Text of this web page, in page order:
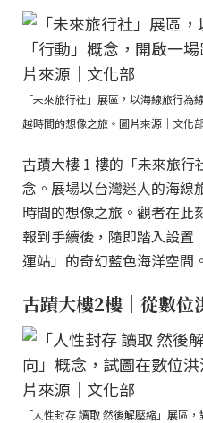
「未來旅行社」展區，以海線旅行
越時間的想像之旅。圖片來源｜文化部
古蹟大樓 1 樓的「未來旅行
念。展場以台灣迷人的海線
時間的想像之旅。觀者在此
報到手續後，隨即踏入設置
運站」的奇幻藍色海洋空間。
古蹟大樓2樓｜從數位
「人性封存 讀取 然後解壓縮」展區